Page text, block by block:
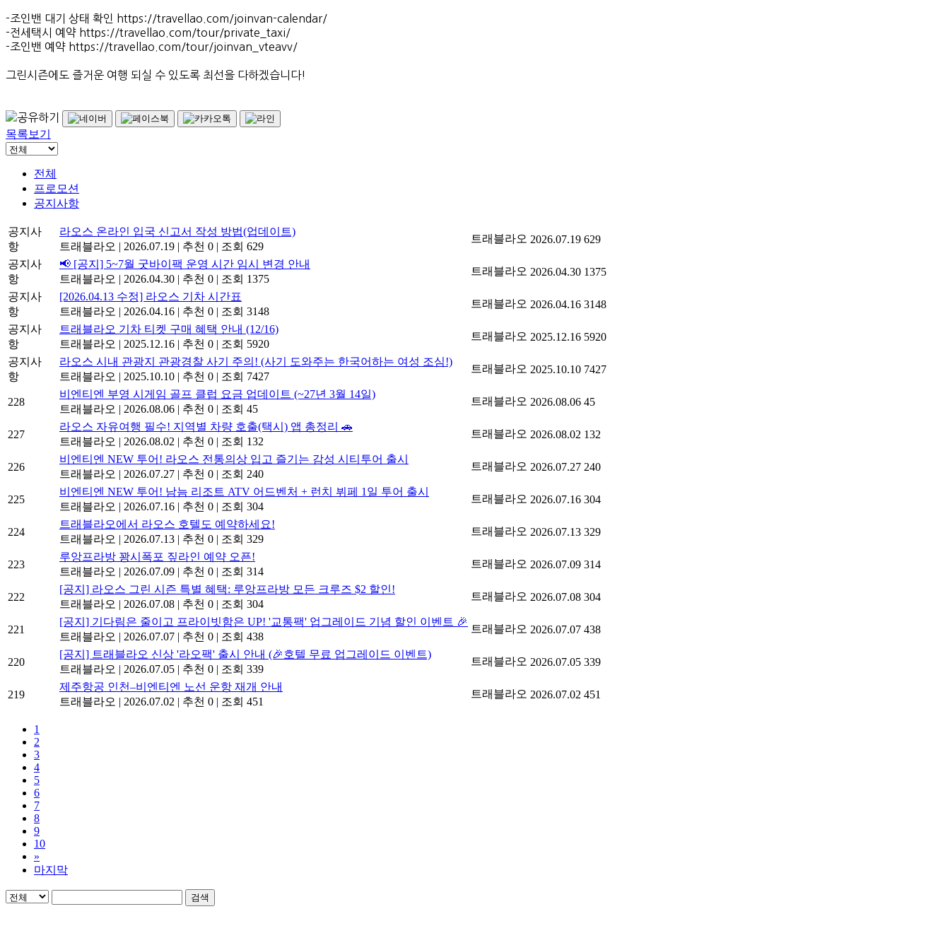
-조인밴 대기 상태 확인 https://travellao.com/joinvan-calendar/
-전세택시 예약 https://travellao.com/tour/private_taxi/
-조인밴 예약 https://travellao.com/tour/joinvan_vteavv/
그린시즌에도 즐거운 여행 되실 수 있도록 최선을 다하겠습니다!
목록보기
전체
프로모션
공지사항
공지사
항
라오스 온라인 입국 신고서 작성 방법(업데이트)
트래블라오 | 2026.07.19 | 추천 0 | 조회 629
트래블라오 2026.07.19 629
공지사
항
📢 [공지] 5~7월 굿바이팩 운영 시간 임시 변경 안내
트래블라오 | 2026.04.30 | 추천 0 | 조회 1375
트래블라오 2026.04.30 1375
공지사
항
[2026.04.13 수정] 라오스 기차 시간표
트래블라오 | 2026.04.16 | 추천 0 | 조회 3148
트래블라오 2026.04.16 3148
공지사
항
트래블라오 기차 티켓 구매 혜택 안내 (12/16)
트래블라오 | 2025.12.16 | 추천 0 | 조회 5920
트래블라오 2025.12.16 5920
공지사
항
라오스 시내 관광지 관광경찰 사기 주의! (사기 도와주는 한국어하는 여성 조심!)
트래블라오 | 2025.10.10 | 추천 0 | 조회 7427
트래블라오 2025.10.10 7427
228
비엔티엔 부영 시게임 골프 클럽 요금 업데이트 (~27년 3월 14일)
트래블라오 | 2026.08.06 | 추천 0 | 조회 45
트래블라오 2026.08.06 45
227
라오스 자유여행 필수! 지역별 차량 호출(택시) 앱 총정리 🚗
트래블라오 | 2026.08.02 | 추천 0 | 조회 132
트래블라오 2026.08.02 132
226
비엔티엔 NEW 투어! 라오스 전통의상 입고 즐기는 감성 시티투어 출시
트래블라오 | 2026.07.27 | 추천 0 | 조회 240
트래블라오 2026.07.27 240
225
비엔티엔 NEW 투어! 남늠 리조트 ATV 어드벤처 + 런치 뷔페 1일 투어 출시
트래블라오 | 2026.07.16 | 추천 0 | 조회 304
트래블라오 2026.07.16 304
224
트래블라오에서 라오스 호텔도 예약하세요!
트래블라오 | 2026.07.13 | 추천 0 | 조회 329
트래블라오 2026.07.13 329
223
루앙프라방 꽝시폭포 짚라인 예약 오픈!
트래블라오 | 2026.07.09 | 추천 0 | 조회 314
트래블라오 2026.07.09 314
222
[공지] 라오스 그린 시즌 특별 혜택: 루앙프라방 모든 크루즈 $2 할인!
트래블라오 | 2026.07.08 | 추천 0 | 조회 304
트래블라오 2026.07.08 304
221
[공지] 기다림은 줄이고 프라이빗함은 UP! '교통팩' 업그레이드 기념 할인 이벤트 🎉
트래블라오 | 2026.07.07 | 추천 0 | 조회 438
트래블라오 2026.07.07 438
220
[공지] 트래블라오 신상 '라오팩' 출시 안내 (🎉호텔 무료 업그레이드 이벤트)
트래블라오 | 2026.07.05 | 추천 0 | 조회 339
트래블라오 2026.07.05 339
219
제주항공 인천–비엔티엔 노선 운항 재개 안내
트래블라오 | 2026.07.02 | 추천 0 | 조회 451
트래블라오 2026.07.02 451
1
2
3
4
5
6
7
8
9
10
»
마지막
검색